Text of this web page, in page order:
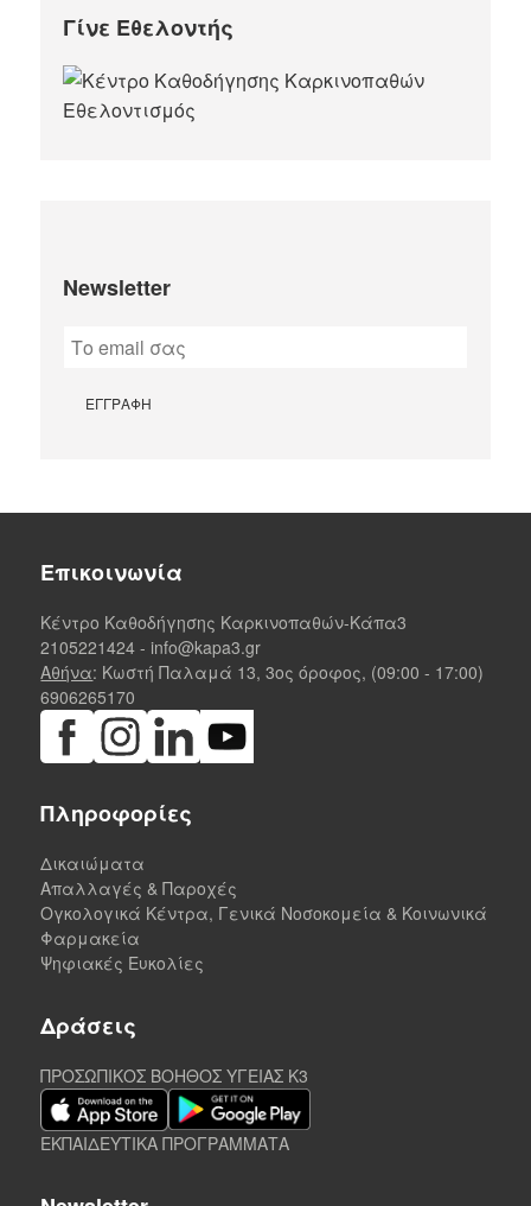
Γίνε Εθελοντής
Newsletter
Επικοινωνία
Κέντρο Καθοδήγησης Καρκινοπαθών-Κάπα3
2105221424 - info@kapa3.gr
Αθήνα: Κωστή Παλαμά 13, 3ος όροφος, (09:00 - 17:00)
6906265170
Πληροφορίες
Δικαιώματα
Απαλλαγές & Παροχές
Ογκολογικά Κέντρα, Γενικά Νοσοκομεία & Κοινωνικά
Φαρμακεία
Ψηφιακές Ευκολίες
Δράσεις
ΠΡΟΣΩΠΙΚΟΣ ΒΟΗΘΟΣ ΥΓΕΙΑΣ K3
ΕΚΠΑΙΔΕΥΤΙΚΑ ΠΡΟΓΡΑΜΜΑΤΑ